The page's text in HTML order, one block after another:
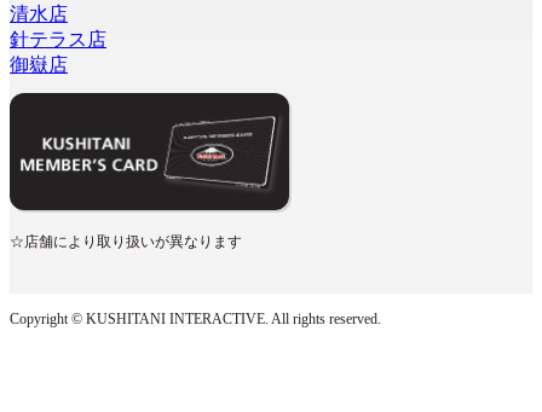
清水店
針テラス店
御嶽店
☆店舗により取り扱いが異なります
Copyright © KUSHITANI INTERACTIVE. All rights reserved.